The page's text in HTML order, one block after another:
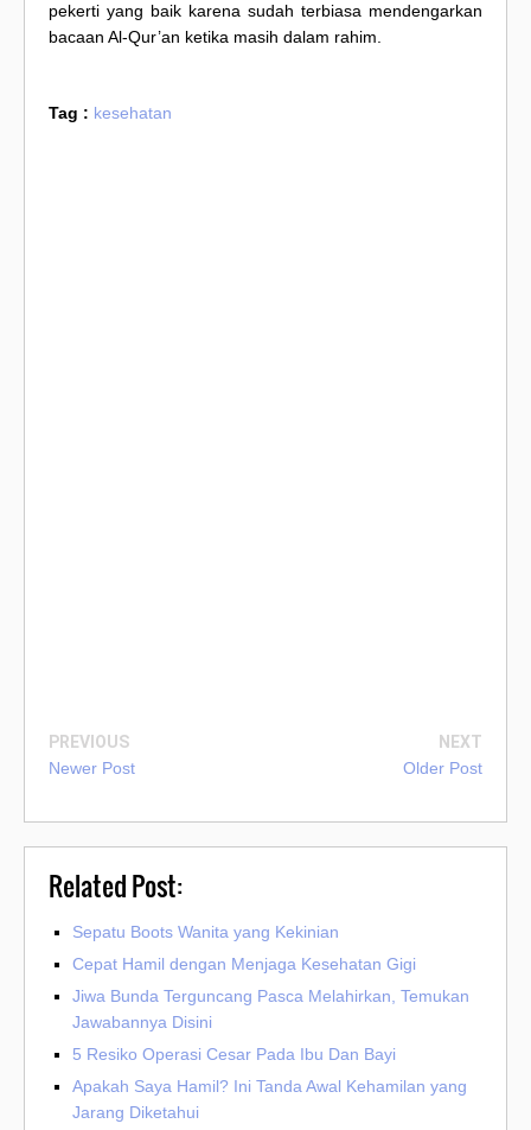
pekerti yang baik karena sudah terbiasa mendengarkan
bacaan Al-Qur’an ketika masih dalam rahim.
Tag : kesehatan
PREVIOUS
Newer Post
NEXT
Older Post
Related Post:
Sepatu Boots Wanita yang Kekinian
Cepat Hamil dengan Menjaga Kesehatan Gigi
Jiwa Bunda Terguncang Pasca Melahirkan, Temukan
Jawabannya Disini
5 Resiko Operasi Cesar Pada Ibu Dan Bayi
Apakah Saya Hamil? Ini Tanda Awal Kehamilan yang
Jarang Diketahui